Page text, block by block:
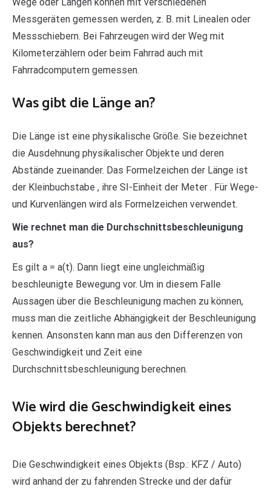
Messgeräten gemessen werden, z. B. mit Linealen oder
Messschiebern. Bei Fahrzeugen wird der Weg mit
Kilometerzählern oder beim Fahrrad auch mit
Fahrradcomputern gemessen.
Was gibt die Länge an?
Die Länge ist eine physikalische Größe. Sie bezeichnet
die Ausdehnung physikalischer Objekte und deren
Abstände zueinander. Das Formelzeichen der Länge ist
der Kleinbuchstabe , ihre SI-Einheit der Meter . Für Wege-
und Kurvenlängen wird als Formelzeichen verwendet.
Wie rechnet man die Durchschnittsbeschleunigung
aus?
Es gilt a = a(t). Dann liegt eine ungleichmäßig
beschleunigte Bewegung vor. Um in diesem Falle
Aussagen über die Beschleunigung machen zu können,
muss man die zeitliche Abhängigkeit der Beschleunigung
kennen. Ansonsten kann man aus den Differenzen von
Geschwindigkeit und Zeit eine
Durchschnittsbeschleunigung berechnen.
Wie wird die Geschwindigkeit eines
Objekts berechnet?
Die Geschwindigkeit eines Objekts (Bsp.: KFZ / Auto)
wird anhand der zu fahrenden Strecke und der dafür